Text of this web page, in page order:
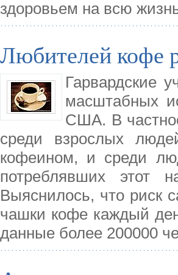
здоровьем на всю
Любителей кофе
Гарвардские
масштабных
США. В
среди взрослых
кофеином, и среди
потреблявших этот
Выяснилось, что риск
чашки кофе каждый
данные более 200000